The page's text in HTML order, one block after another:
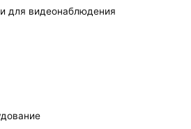
для видеонаблюдения